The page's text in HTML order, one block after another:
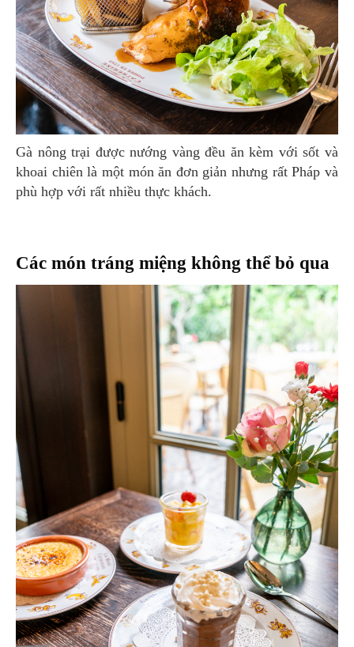
Gà nông trại được nướng vàng đều ăn kèm với sốt và
khoai chiên là một món ăn đơn giản nhưng rất Pháp và
phù hợp với rất nhiều thực khách.
Các món tráng miệng không thể bỏ qua